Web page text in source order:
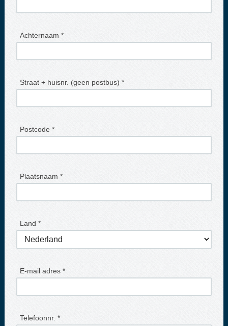
Achternaam *
Straat + huisnr. (geen postbus) *
Postcode *
Plaatsnaam *
Land *
E-mail adres *
Telefoonnr. *